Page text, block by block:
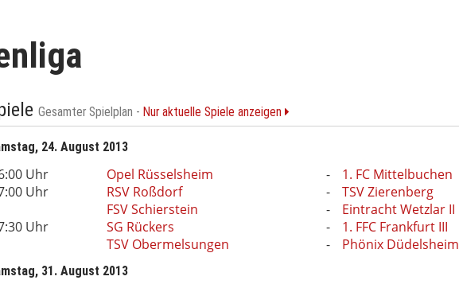
Gesamter Spielplan - Nur aktuelle Spiele anzeigen
24. August 2013
Uhr Opel Rüsselsheim 1. FC Mittelbuchen
Uhr
RSV Roßdorf TSV Zierenberg
FSV Schierstein
Eintracht Wetzlar II
Uhr
SG Rückers 1. FFC Frankfurt III
TSV Obermelsungen
Phönix Düdelsheim
31. August 2013